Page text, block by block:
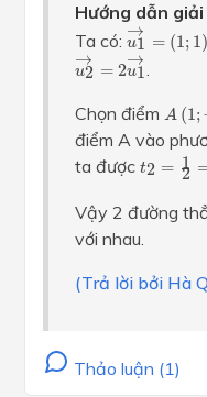
Hướng dẫn giải
Ta có: →
u1 = (1; 1)
u1 (1
→
u2 = 2
→
u1
u2 2u1
Chọn điểm A (1;
A 1
điểm A vào
ta được t2 = 1
2
t 1 2
Vậy 2 đường
với nhau.
(Trả lời bởi Hà
Thảo luận (1)